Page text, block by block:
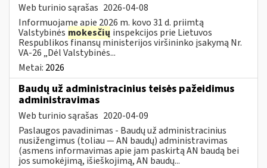
Web turinio sąrašas 2026-04-08
Informuojame apie 2026 m. kovo 31 d. priimtą
Valstybinės mokesčių inspekcijos prie Lietuvos
Respublikos finansų ministerijos viršininko įsakymą Nr.
VA-26 „Dėl Valstybinės...
Metai: 2026
Baudų už administracinius teisės pažeidimus
administravimas
Web turinio sąrašas 2020-04-09
Paslaugos pavadinimas - Baudų už administracinius
nusižengimus (toliau — AN baudų) administravimas
(asmens informavimas apie jam paskirtą AN baudą bei
jos sumokėjimą, išieškojimą, AN baudų...